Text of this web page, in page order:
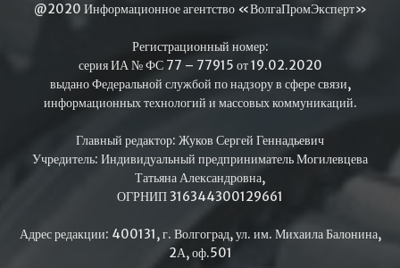
@2020 Информационное агентство «ВолгаПромЭксперт»
Регистрационный номер:
серия ИА № ФС 77 – 77915 от 19.02.2020
выдано Федеральной службой по надзору в сфере связи,
информационных технологий и массовых коммуникаций.
Главный редактор: Жуков Сергей Геннадьевич
Учредитель: Индивидуальный предприниматель Могилевцева
Татьяна Александровна,
ОГРНИП 316344300129661
Адрес редакции: 400131, г. Волгоград, ул. им. Михаила Балонина,
2А, оф.501